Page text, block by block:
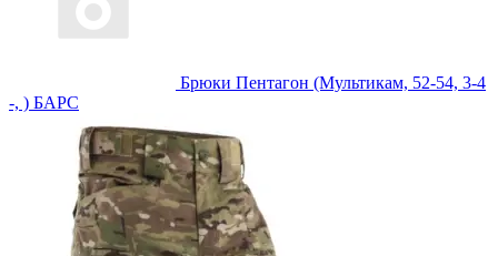
Брюки Пентагон (Мультикам, 52-54, 3-4
-, ) БАРС